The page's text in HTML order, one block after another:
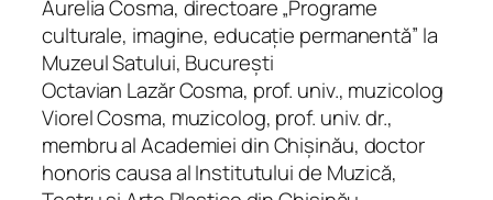
Aurelia Cosma, directoare „Programe
culturale, imagine, edu­ca­ţie per­manentă” la
Muzeul Satului, Bucureşti
Octavian Lazăr Cosma, prof. univ., muzicolog
Viorel Cosma, muzicolog, prof. univ. dr.,
membru al Academiei din Chişinău, doctor
honoris causa al Institutului de Muzică,